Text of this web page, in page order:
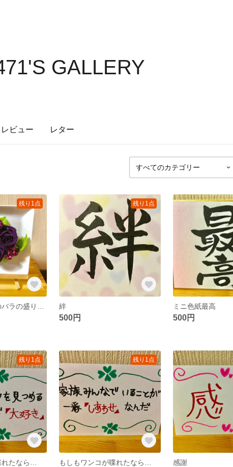
GALLERY
レビュー レター
残り1点 残り1点
絆
500円
ミニ色紙最高
500円
残り1点
たなら…
残り1点
もしもワンコが喋れたなら… 感謝